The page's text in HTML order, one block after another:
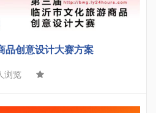
品创意设计大赛方案
浏览